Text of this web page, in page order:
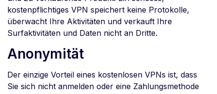
kostenpflichtiges VPN speichert keine Protokolle,
überwacht Ihre Aktivitäten und verkauft Ihre
Surfaktivitäten und Daten nicht an Dritte.
Anonymität
Der einzige Vorteil eines kostenlosen VPNs ist, dass
Sie sich nicht anmelden oder eine Zahlungsmethode